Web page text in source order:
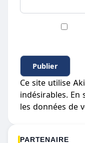
Ce site utilise
indésirables. En
les données de
PARTENAIRE